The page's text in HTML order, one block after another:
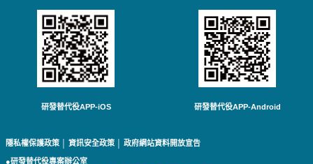
研發替代役APP-iOS 研發替代役APP-Android
隱私權保護政策 資訊安全政策 政府網站資料開放宣告
●研發替代役專案辦公室